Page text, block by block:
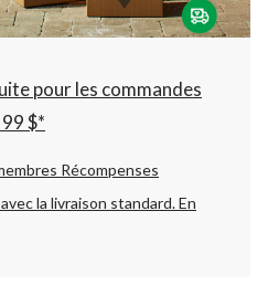
à
06:00
changer
pour les commandes
$*
Récompenses
la livraison standard.En